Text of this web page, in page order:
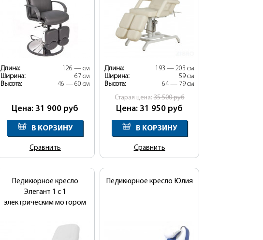
Длина:
126 — см
Ширина:
67 см
Высота:
46 — 60 см
Цена: 31 900 руб
В КОРЗИНУ
Сравнить
Длина:
193 — 203 см
Ширина:
59 см
Высота:
64 — 79 см
Cтарая цена:35 500руб
Цена: 31 950 руб
В КОРЗИНУ
Сравнить
Педикюрное кресло
Элегант 1 с 1
электрическим мотором
Педикюрное кресло Юлия